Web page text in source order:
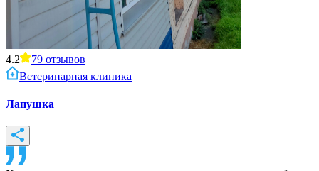
4.2 79 отзывов
Ветеринарная клиника
Лапушка